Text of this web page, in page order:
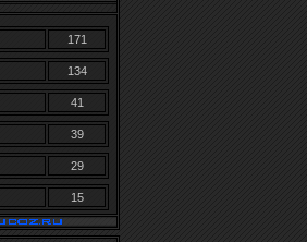
171
134
41
39
29
15